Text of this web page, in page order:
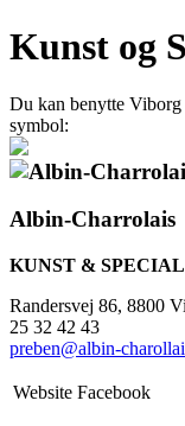
Kunst og
Du kan benytte Viborg
symbol:
Albin-Charrolais
KUNST & SPECIAL
Randersvej 86, 8800
25 32 42 43
preben@albin-
Website Facebook